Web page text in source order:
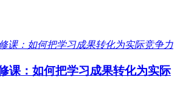
课：如何把学习成果转化为实际